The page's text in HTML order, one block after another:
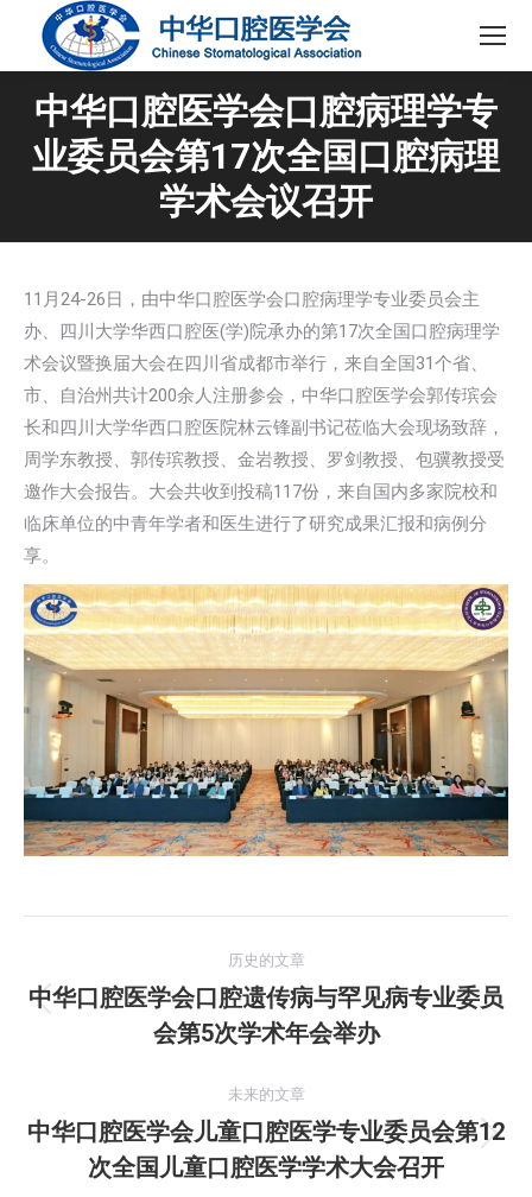
中华口腔医学会口腔病理学专
业委员会第17次全国口腔病理
学术会议召开
11月24-26日，由中华口腔医学会口腔病理学专业委员会主
办、四川大学华西口腔医(学)院承办的第17次全国口腔病理学
术会议暨换届大会在四川省成都市举行，来自全国31个省、
市、自治州共计200余人注册参会，中华口腔医学会郭传瑸会
长和四川大学华西口腔医院林云锋副书记莅临大会现场致辞，
周学东教授、郭传瑸教授、金岩教授、罗剑教授、包骥教授受
邀作大会报告。大会共收到投稿117份，来自国内多家院校和
临床单位的中青年学者和医生进行了研究成果汇报和病例分
享。
章
历史的文章
历
史
文
章：
中华口腔医学会口腔遗传病与罕见病专业委员
会第5次学术年会举办
未来的文章
未
来
中华口腔医学会儿童口腔医学专业委员会第12
次全国儿童口腔医学学术大会召开